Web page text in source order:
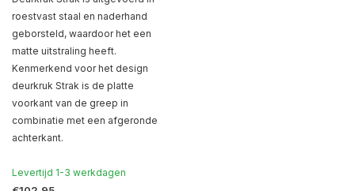
roestvast staal en naderhand
geborsteld, waardoor het een
matte uitstraling heeft.
Kenmerkend voor het design
deurkruk Strak is de platte
voorkant van de greep in
combinatie met een afgeronde
achterkant.
Levertijd 1-3 werkdagen